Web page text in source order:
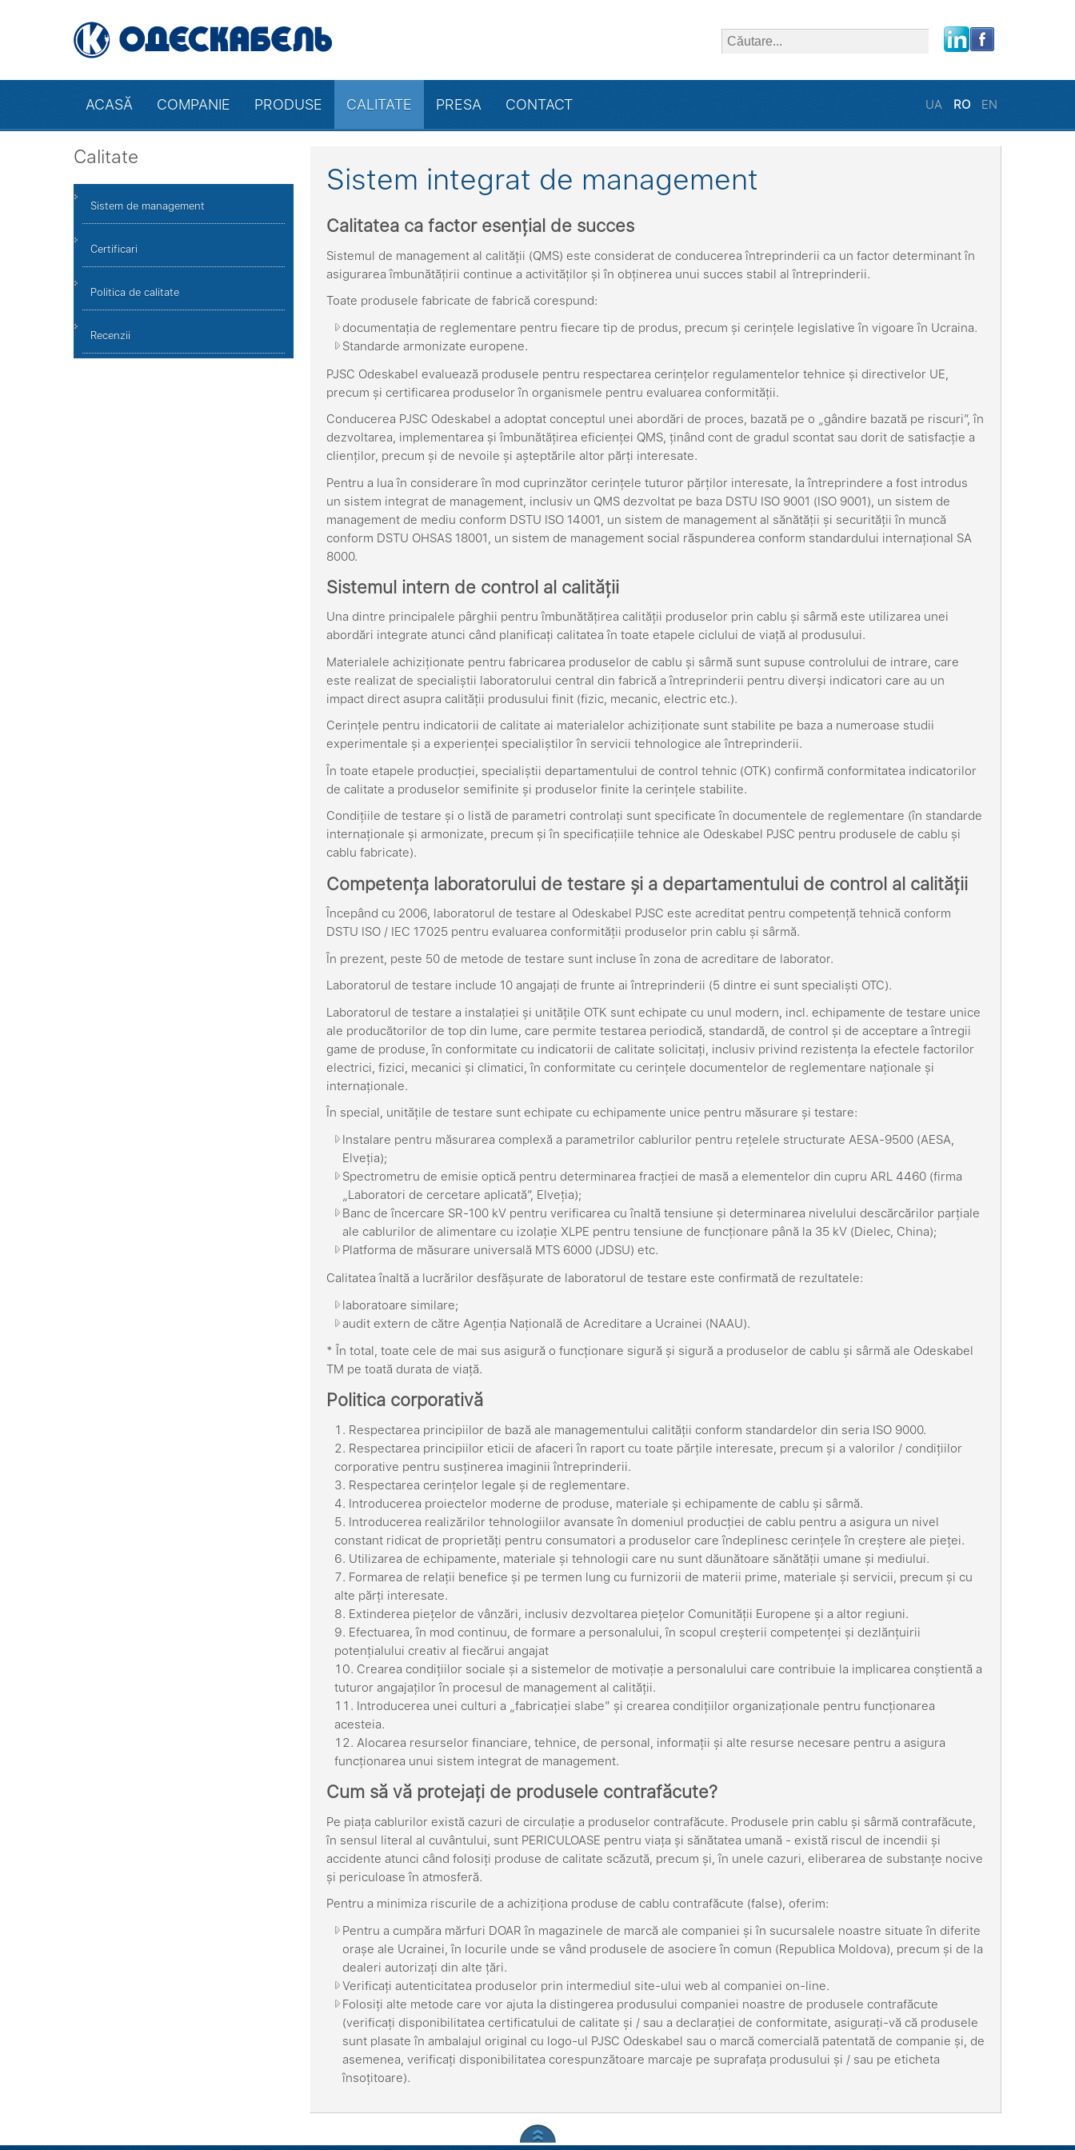
ACASĂ COMPANIE PRODUSE CALITATE PRESA CONTACT UA RO EN
Calitate
Sistem de management
Certificari
Politica de calitate
Recenzii
Sistem integrat de management
Calitatea ca factor esențial de succes
Sistemul de management al calității (QMS) este considerat de conducerea întreprinderii ca un factor determinant în
asigurarea îmbunătățirii continue a activităților și în obținerea unui succes stabil al întreprinderii.
Toate produsele fabricate de fabrică corespund:
documentația de reglementare pentru fiecare tip de produs, precum și cerințele legislative în vigoare în Ucraina.
Standarde armonizate europene.
PJSC Odeskabel evaluează produsele pentru respectarea cerințelor regulamentelor tehnice și directivelor UE,
precum și certificarea produselor în organismele pentru evaluarea conformității.
Conducerea PJSC Odeskabel a adoptat conceptul unei abordări de proces, bazată pe o „gândire bazată pe riscuri”, în
dezvoltarea, implementarea și îmbunătățirea eficienței QMS, ținând cont de gradul scontat sau dorit de satisfacție a
clienților, precum și de nevoile și așteptările altor părți interesate.
Pentru a lua în considerare în mod cuprinzător cerințele tuturor părților interesate, la întreprindere a fost introdus
un sistem integrat de management, inclusiv un QMS dezvoltat pe baza DSTU ISO 9001 (ISO 9001), un sistem de
management de mediu conform DSTU ISO 14001, un sistem de management al sănătății și securității în muncă
conform DSTU OHSAS 18001, un sistem de management social răspunderea conform standardului internațional SA
8000.
Sistemul intern de control al calității
Una dintre principalele pârghii pentru îmbunătățirea calității produselor prin cablu și sârmă este utilizarea unei
abordări integrate atunci când planificați calitatea în toate etapele ciclului de viață al produsului.
Materialele achiziționate pentru fabricarea produselor de cablu și sârmă sunt supuse controlului de intrare, care
este realizat de specialiștii laboratorului central din fabrică a întreprinderii pentru diverși indicatori care au un
impact direct asupra calității produsului finit (fizic, mecanic, electric etc.).
Cerințele pentru indicatorii de calitate ai materialelor achiziționate sunt stabilite pe baza a numeroase studii
experimentale și a experienței specialiștilor în servicii tehnologice ale întreprinderii.
În toate etapele producției, specialiștii departamentului de control tehnic (OTK) confirmă conformitatea indicatorilor
de calitate a produselor semifinite și produselor finite la cerințele stabilite.
Condițiile de testare și o listă de parametri controlați sunt specificate în documentele de reglementare (în standarde
internaționale și armonizate, precum și în specificațiile tehnice ale Odeskabel PJSC pentru produsele de cablu și
cablu fabricate).
Competența laboratorului de testare și a departamentului de control al calității
Începând cu 2006, laboratorul de testare al Odeskabel PJSC este acreditat pentru competență tehnică conform
DSTU ISO / IEC 17025 pentru evaluarea conformității produselor prin cablu și sârmă.
În prezent, peste 50 de metode de testare sunt incluse în zona de acreditare de laborator.
Laboratorul de testare include 10 angajați de frunte ai întreprinderii (5 dintre ei sunt specialiști OTC).
Laboratorul de testare a instalației și unitățile OTK sunt echipate cu unul modern, incl. echipamente de testare unice
ale producătorilor de top din lume, care permite testarea periodică, standardă, de control și de acceptare a întregii
game de produse, în conformitate cu indicatorii de calitate solicitați, inclusiv privind rezistența la efectele factorilor
electrici, fizici, mecanici și climatici, în conformitate cu cerințele documentelor de reglementare naționale și
internaționale.
În special, unitățile de testare sunt echipate cu echipamente unice pentru măsurare și testare:
Instalare pentru măsurarea complexă a parametrilor cablurilor pentru rețelele structurate AESA-9500 (AESA,
Elveția);
Spectrometru de emisie optică pentru determinarea fracției de masă a elementelor din cupru ARL 4460 (firma
„Laboratori de cercetare aplicată”, Elveția);
Banc de încercare SR-100 kV pentru verificarea cu înaltă tensiune și determinarea nivelului descărcărilor parțiale
ale cablurilor de alimentare cu izolație XLPE pentru tensiune de funcționare până la 35 kV (Dielec, China);
Platforma de măsurare universală MTS 6000 (JDSU) etc.
Calitatea înaltă a lucrărilor desfășurate de laboratorul de testare este confirmată de rezultatele:
laboratoare similare;
audit extern de către Agenția Națională de Acreditare a Ucrainei (NAAU).
* În total, toate cele de mai sus asigură o funcționare sigură și sigură a produselor de cablu și sârmă ale Odeskabel
TM pe toată durata de viață.
Politica corporativă
Respectarea principiilor de bază ale managementului calității conform standardelor din seria ISO 9000.
Respectarea principiilor eticii de afaceri în raport cu toate părțile interesate, precum și a valorilor / condițiilor
corporative pentru susținerea imaginii întreprinderii.
Respectarea cerințelor legale și de reglementare.
Introducerea proiectelor moderne de produse, materiale și echipamente de cablu și sârmă.
Introducerea realizărilor tehnologiilor avansate în domeniul producției de cablu pentru a asigura un nivel
constant ridicat de proprietăți pentru consumatori a produselor care îndeplinesc cerințele în creștere ale pieței.
Utilizarea de echipamente, materiale și tehnologii care nu sunt dăunătoare sănătății umane și mediului.
Formarea de relații benefice și pe termen lung cu furnizorii de materii prime, materiale și servicii, precum și cu
alte părți interesate.
Extinderea piețelor de vânzări, inclusiv dezvoltarea piețelor Comunității Europene și a altor regiuni.
Efectuarea, în mod continuu, de formare a personalului, în scopul creșterii competenței și dezlănțuirii
potențialului creativ al fiecărui angajat
Crearea condițiilor sociale și a sistemelor de motivație a personalului care contribuie la implicarea conștientă a
tuturor angajaților în procesul de management al calității.
Introducerea unei culturi a „fabricației slabe” și crearea condițiilor organizaționale pentru funcționarea
acesteia.
Alocarea resurselor financiare, tehnice, de personal, informații și alte resurse necesare pentru a asigura
funcționarea unui sistem integrat de management.
Cum să vă protejați de produsele contrafăcute?
Pe piața cablurilor există cazuri de circulație a produselor contrafăcute. Produsele prin cablu și sârmă contrafăcute,
în sensul literal al cuvântului, sunt PERICULOASE pentru viața și sănătatea umană - există riscul de incendii și
accidente atunci când folosiți produse de calitate scăzută, precum și, în unele cazuri, eliberarea de substanțe nocive
și periculoase în atmosferă.
Pentru a minimiza riscurile de a achiziționa produse de cablu contrafăcute (false), oferim:
Pentru a cumpăra mărfuri DOAR în magazinele de marcă ale companiei și în sucursalele noastre situate în diferite
orașe ale Ucrainei, în locurile unde se vând produsele de asociere în comun (Republica Moldova), precum și de la
dealeri autorizați din alte țări.
Verificați autenticitatea produselor prin intermediul site-ului web al companiei on-line.
Folosiți alte metode care vor ajuta la distingerea produsului companiei noastre de produsele contrafăcute
(verificați disponibilitatea certificatului de calitate și / sau a declarației de conformitate, asigurați-vă că produsele
sunt plasate în ambalajul original cu logo-ul PJSC Odeskabel sau o marcă comercială patentată de companie și, de
asemenea, verificați disponibilitatea corespunzătoare marcaje pe suprafața produsului și / sau pe eticheta
însoțitoare).
close